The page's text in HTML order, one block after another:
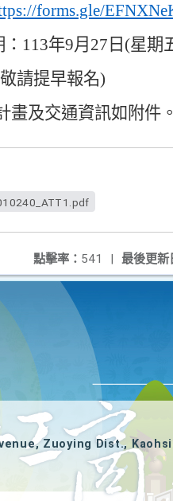
forms.gle/
： 113年9月 27 日 (星期
敬請提早報名)
畫及交通資訊如附件 。
最後更新
點擊率： 541 |
Zuoying Dist.,